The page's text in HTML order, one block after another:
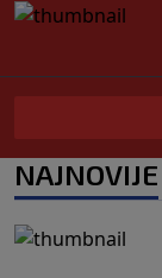
NAJNOVIJE